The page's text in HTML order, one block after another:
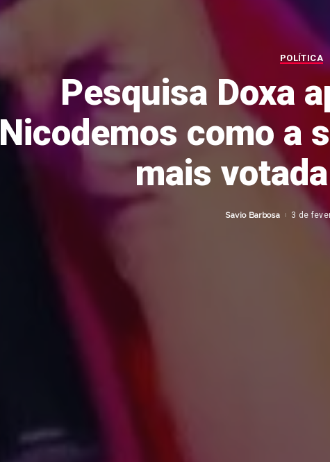
POLÍTICA
Pesquisa Doxa
Nicodemos como a
mais
Posted
Savio Barbosa 3 de